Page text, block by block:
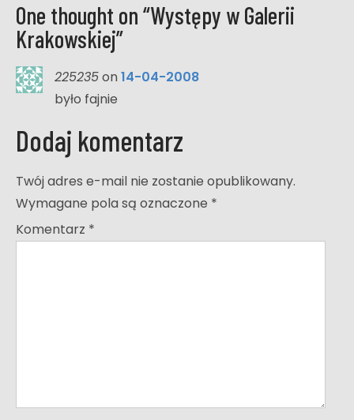
One thought on “Występy w Galerii
Krakowskiej”
225235on 14-04-2008
było fajnie
Dodaj komentarz
Twój adres e-mail nie zostanie opublikowany.
Wymagane pola są oznaczone *
Komentarz *